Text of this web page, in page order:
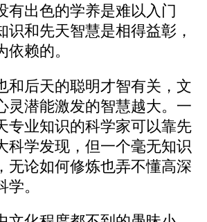
有出色的学养是难以入门
识和先天智慧是相得益彰，
赖的。
和后天的聪明才智有关，文
灵潜能激发的智慧越大。一
专业知识的科学家可以靠先
科学发现，但一个毫无知识
无论如何修炼也弄不懂高深
。